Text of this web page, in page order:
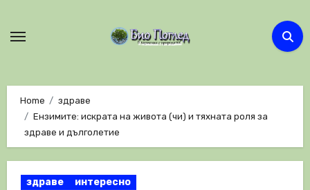
Home
здраве
Ензимите: искрата на живота (чи) и тяхната роля за
здраве и дълголетие
здраве интересно